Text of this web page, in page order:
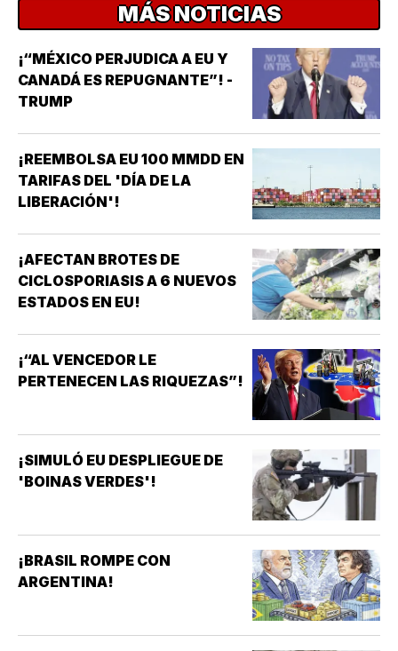
MÁS NOTICIAS
¡“MÉXICO PERJUDICA A EU Y
CANADÁ ES REPUGNANTE”! -
TRUMP
¡REEMBOLSA EU 100 MMDD EN
TARIFAS DEL 'DÍA DE LA
LIBERACIÓN'!
¡AFECTAN BROTES DE
CICLOSPORIASIS A 6 NUEVOS
ESTADOS EN EU!
¡“AL VENCEDOR LE
PERTENECEN LAS RIQUEZAS”!
¡SIMULÓ EU DESPLIEGUE DE
'BOINAS VERDES'!
¡BRASIL ROMPE CON
ARGENTINA!